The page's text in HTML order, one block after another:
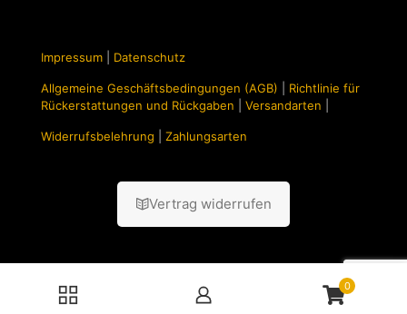
Impressum Datenschutz
Allgemeine Geschäftsbedingungen (AGB)
Richtlinie für
Rückerstattungen und Rückgaben
Versandarten
Widerrufsbelehrung Zahlungsarten
Vertrag widerrufen
0